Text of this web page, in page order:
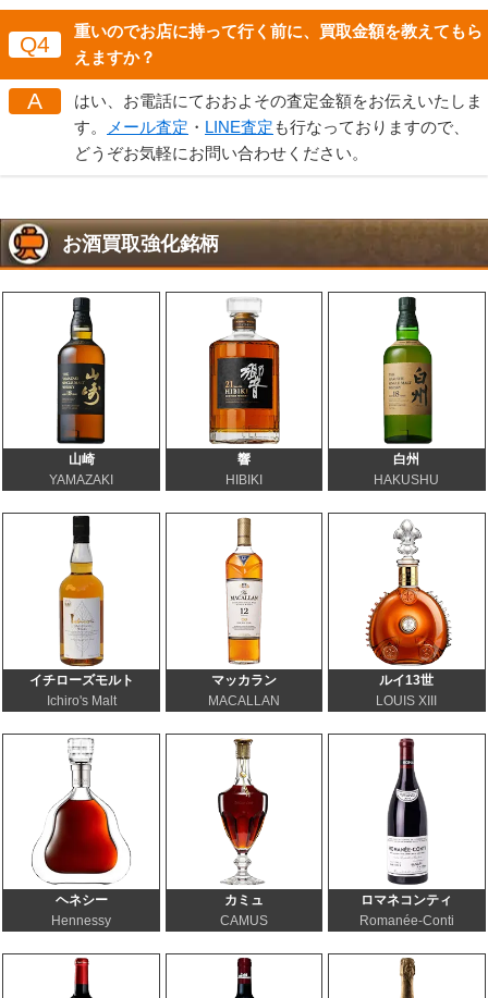
Q4
重いのでお店に持って行く前に、買取金額を教えてもら
えますか？
A
はい、お電話にておおよその査定金額をお伝えいたしま
す。
メール査定 ・ LINE査定 も行なっておりますので、
どうぞお気軽にお問い合わせください。
お酒買取強化銘柄
山崎
YAMAZAKI
響
HIBIKI
白州
HAKUSHU
イチローズモルト
Ichiro's Malt
マッカラン
MACALLAN
ルイ13世
LOUIS XIII
ヘネシー
Hennessy
カミュ
CAMUS
ロマネコンティ
Romanée-Conti